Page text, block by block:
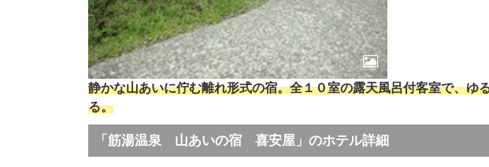
静かな山あいに佇む離れ形式の宿。全１０室の露天風呂付客室で、ゆ
る。
「筋湯温泉 山あいの宿 喜安屋」のホテル詳細